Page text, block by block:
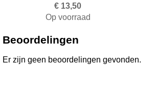
€ 13,50
Op voorraad
Toevoegen aan winkelwagen
Beoordelingen
Er zijn geen beoordelingen gevonden.